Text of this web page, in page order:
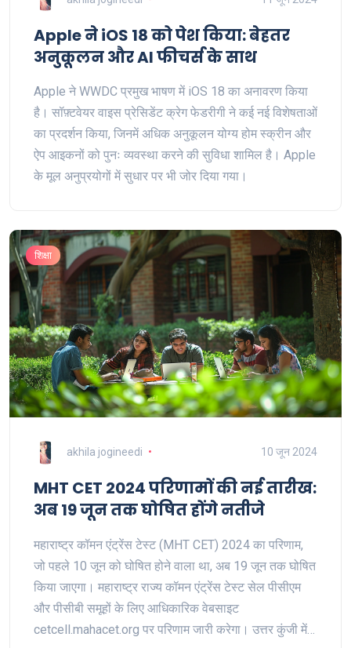
Apple ने iOS 18 को पेश किया: बेहतर
अनुकूलन और AI फीचर्स के साथ
Apple ने WWDC प्रमुख भाषण में iOS 18 का अनावरण किया
है। सॉफ़्टवेयर वाइस प्रेसिडेंट क्रेग फेडरीगी ने कई नई विशेषताओं
का प्रदर्शन किया, जिनमें अधिक अनुकूलन योग्य होम स्क्रीन और
ऐप आइकनों को पुनः व्यवस्था करने की सुविधा शामिल है। Apple
के मूल अनुप्रयोगों में सुधार पर भी जोर दिया गया।
शिक्षा
akhila jogineedi 10 जून 2024
MHT CET 2024 परिणामों की नई तारीख:
अब 19 जून तक घोषित होंगे नतीजे
महाराष्ट्र कॉमन एंट्रेंस टेस्ट (MHT CET) 2024 का परिणाम,
जो पहले 10 जून को घोषित होने वाला था, अब 19 जून तक घोषित
किया जाएगा। महाराष्ट्र राज्य कॉमन एंट्रेंस टेस्ट सेल पीसीएम
और पीसीबी समूहों के लिए आधिकारिक वेबसाइट
cetcell.mahacet.org पर परिणाम जारी करेगा। उत्तर कुंजी में